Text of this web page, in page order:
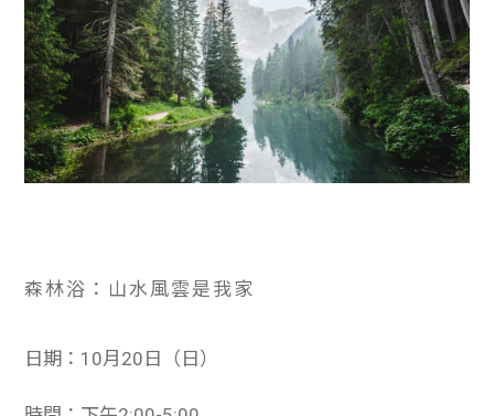
森林浴：山水風雲是我家
日期：10月20日（日）